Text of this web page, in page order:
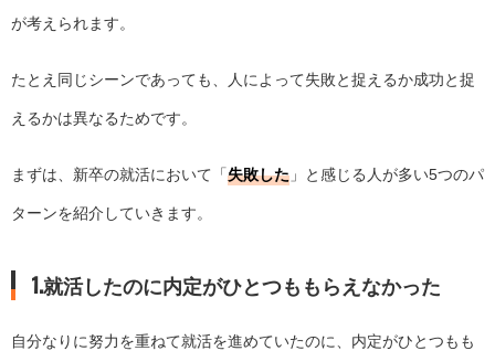
が考えられます。
たとえ同じシーンであっても、人によって失敗と捉えるか成功と捉
えるかは異なるためです。
まずは、新卒の就活において「失敗した 」と感じる人が多い5つのパ
ターンを紹介していきます。
1.就活したのに内定がひとつももらえなかった
自分なりに努力を重ねて就活を進めていたのに、内定がひとつもも